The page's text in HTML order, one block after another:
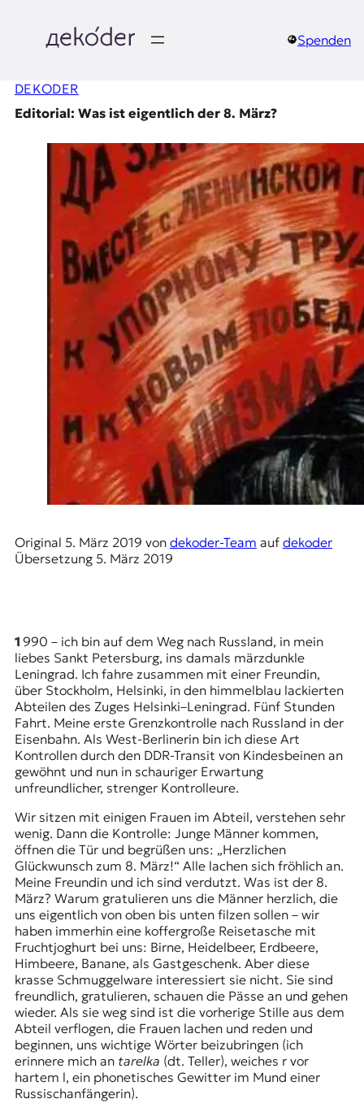
springen
e
W
e
n
J
o
u
r
n
a
l
s
m
u
s
u
n
d
M
e
d
e
n
k
o
m
p
e
Spenden
DEKODER
Editorial: Was ist eigentlich der 8. März?
Original 5. März 2019 von dekoder-Team auf dekoder
Übersetzung 5. März 2019
1990 – ich bin auf dem Weg nach Russland, in mein
liebes Sankt Petersburg, ins damals märzdunkle
Leningrad. Ich fahre zusammen mit einer Freundin,
über Stockholm, Helsinki, in den himmelblau lackierten
Abteilen des Zuges Helsinki–Leningrad. Fünf Stunden
Fahrt. Meine erste Grenzkontrolle nach Russland in der
Eisenbahn. Als West-Berlinerin bin ich diese Art
Kontrollen durch den DDR-Transit von Kindesbeinen an
gewöhnt und nun in schauriger Erwartung
unfreundlicher, strenger Kontrolleure.
Wir sitzen mit einigen Frauen im Abteil, verstehen sehr
wenig. Dann die Kontrolle: Junge Männer kommen,
öffnen die Tür und begrüßen uns: „Herzlichen
Glückwunsch zum 8. März!“ Alle lachen sich fröhlich an.
Meine Freundin und ich sind verdutzt. Was ist der 8.
März? Warum gratulieren uns die Männer herzlich, die
uns eigentlich von oben bis unten filzen sollen – wir
haben immerhin eine koffergroße Reisetasche mit
Fruchtjoghurt bei uns: Birne, Heidelbeer, Erdbeere,
Himbeere, Banane, als Gastgeschenk. Aber diese
krasse Schmuggelware interessiert sie nicht. Sie sind
freundlich, gratulieren, schauen die Pässe an und gehen
wieder. Als sie weg sind ist die vorherige Stille aus dem
Abteil verflogen, die Frauen lachen und reden und
beginnen, uns wichtige Wörter beizubringen (ich
erinnere mich an tarelka (dt. Teller), weiches r vor
hartem l, ein phonetisches Gewitter im Mund einer
Russischanfängerin).